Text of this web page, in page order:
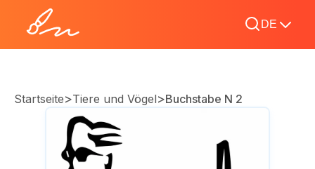
DE
Startseite>Tiere und Vögel>Buchstabe N 2